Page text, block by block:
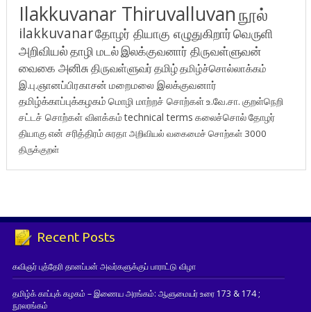
Ilakkuvanar Thiruvalluvanநூல்
ilakkuvanarதோழர் தியாகு எழுதுகிறார்வெருளி
அறிவியல்தாழி மடல்இலக்குவனார் திருவள்ளுவன்
வைகை அனிசுதிருவள்ளுவர்தமிழ்தமிழ்ச்சொல்லாக்கம்
இ.பு.ஞானப்பிரகாசன் மறைமலை இலக்குவனார்
தமிழ்க்காப்புக்கழகம் மொழி மாற்றச் சொற்கள்உ.வே.சா. குறள்நெறி
சட்டச் சொற்கள் விளக்கம்technical terms கலைச்சொல்தோழர்
தியாகுஎன் சரித்திரம்சுரதாஅறிவியல் வகைமைச் சொற்கள் 3000
திருக்குறள்
Recent Posts
கவிஞர் புத்தேரி தானப்பன் அவர்களுக்குப் பாராட்டு விழா
தமிழ்க் காப்புக் கழகம் – இணைய அரங்கம்: ஆளுமையர் உரை 173 & 174 ;
நூலரங்கம்